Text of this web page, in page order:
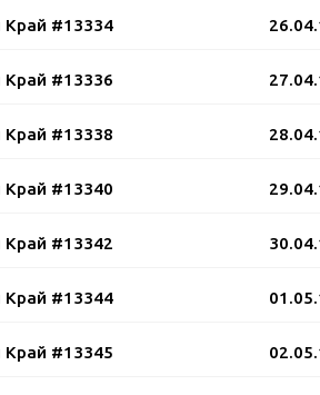
#13334
#13336
#13338
#13340
#13342
#13344
#13345